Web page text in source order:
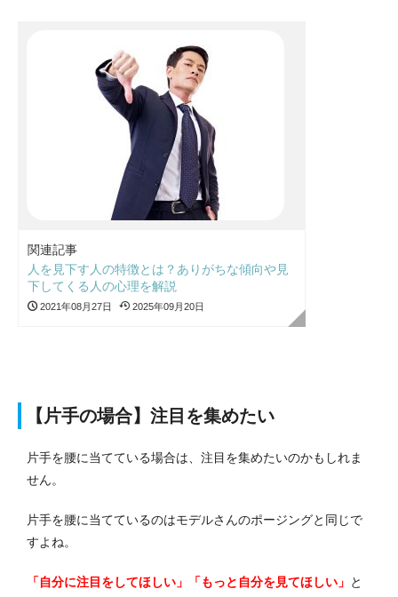
関連記事
人を見下す人の特徴とは？ありがちな傾向や見
下してくる人の心理を解説
2021年08月27日 2025年09月20日
【片手の場合】注目を集めたい
片手を腰に当てている場合は、注目を集めたいのかもしれま
せん。
片手を腰に当てているのはモデルさんのポージングと同じで
すよね。
「自分に注目をしてほしい」「もっと自分を見てほしい」 と